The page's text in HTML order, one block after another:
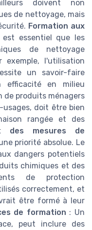
doivent non
de nettoyage, mais
Formation aux
essentiel que les
de nettoyage
exemple, l'utilisation
un savoir-faire
efficacité en milieu
de produits ménagers
doit être bien
rangée et des
des mesures de
priorité absolue. Le
dangers potentiels
chimiques et des
de protection
correctement, et
être formé à leur
de formation : Un
peut inclure des